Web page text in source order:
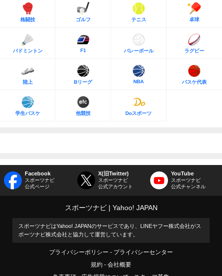
格闘技 ゴルフ テニス 卓球
バドミントン F1 バレーボール ラグビー
陸上 Bリーグ NBA バスケ代表
学生バスケ 他競技 Doスポーツ
Facebook
スポーツナビ
公式ページ
X(旧Twitter)
スポーツナビ
公式アカウント
YouTube
スポーツナビ
公式チャンネル
スポーツナビ Yahoo! JAPAN
スポーツナビはYahoo! JAPANのサービスであり、LINEヤフー株式会社がス
ポーツナビ株式会社と協力して運営しています。
プライバシーポリシー
プライバシーセンター
規約
会社概要